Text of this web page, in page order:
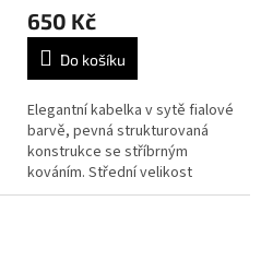
650 Kč
Do košíku
Elegantní kabelka v sytě fialové
barvě, pevná strukturovaná
konstrukce se stříbrným
kováním. Střední velikost
vhodná pro pracovní schůzky a